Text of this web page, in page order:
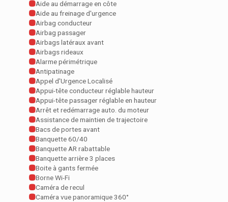
Aide au démarrage en côte
Aide au freinage d'urgence
Airbag conducteur
Airbag passager
Airbags latéraux avant
Airbags rideaux
Alarme périmétrique
Antipatinage
Appel d'Urgence Localisé
Appui-tête conducteur réglable hauteur
Appui-tête passager réglable en hauteur
Arrêt et redémarrage auto. du moteur
Assistance de maintien de trajectoire
Bacs de portes avant
Banquette 60/40
Banquette AR rabattable
Banquette arrière 3 places
Boite à gants fermée
Borne Wi-Fi
Caméra de recul
Caméra vue panoramique 360°